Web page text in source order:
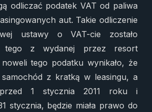
odliczać podatek VAT od paliwa
aut. Takie odliczenie
ustawy o VAT-cie zostało
tego z wydanej przez resort
tego podatku wynikało, że
samochód z kratką w leasingu, a
przed 1 stycznia 2011 roku i
stycznia, będzie miała prawo do